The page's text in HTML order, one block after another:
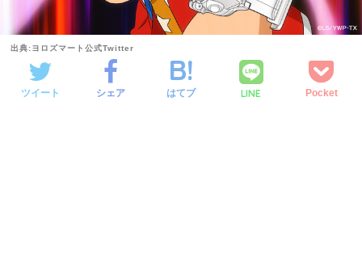
出典:ヨロズマート公式Twitter
ツイート シェア はてブ LINE Pocket